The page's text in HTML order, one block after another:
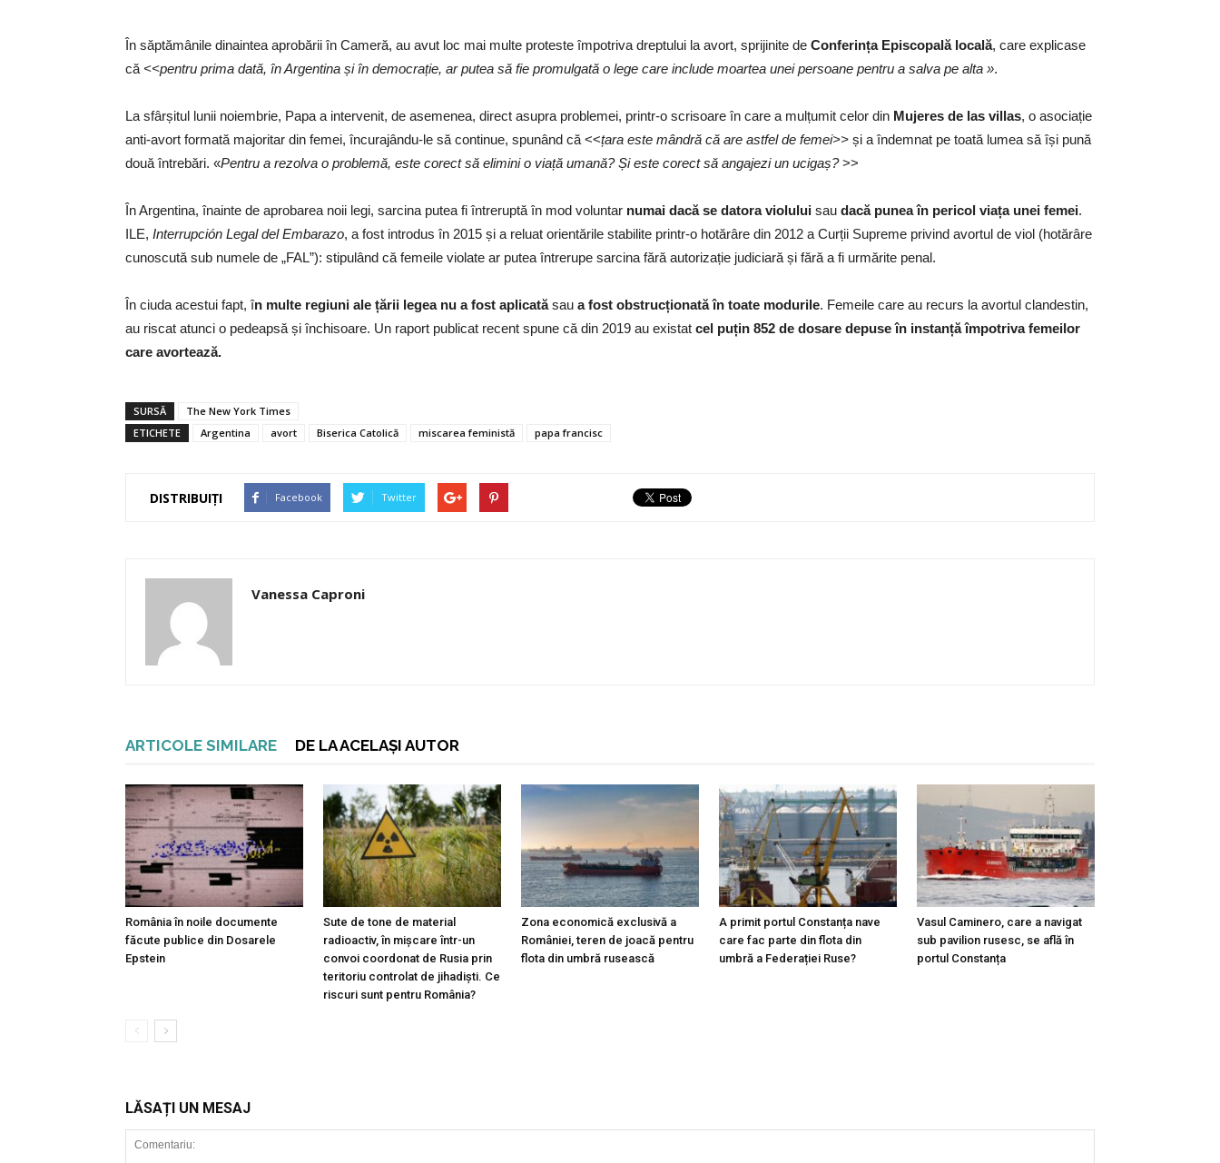
În săptămânile dinaintea aprobării în Cameră, au avut loc mai multe proteste împotriva dreptului la avort, sprijinite de Conferința Episcopală locală, care explicase
că <<pentru prima dată, în Argentina și în democrație, ar putea să fie promulgată o lege care include moartea unei persoane pentru a salva pe alta ».
La sfârșitul lunii noiembrie, Papa a intervenit, de asemenea, direct asupra problemei, printr-o scrisoare în care a mulțumit celor din Mujeres de las villas, o asociație
anti-avort formată majoritar din femei, încurajându-le să continue, spunând că <<țara este mândră că are astfel de femei>> și a îndemnat pe toată lumea să își pună
două întrebări. «Pentru a rezolva o problemă, este corect să elimini o viață umană? Și este corect să angajezi un ucigaș?>>
În Argentina, înainte de aprobarea noii legi, sarcina putea fi întreruptă în mod voluntar numai dacă se datora violului sau dacă punea în pericol viața unei femei.
ILE, Interrupción Legal del Embarazo, a fost introdus în 2015 și a reluat orientările stabilite printr-o hotărâre din 2012 a Curții Supreme privind avortul de viol (hotărâre
cunoscută sub numele de „FAL”): stipulând că femeile violate ar putea întrerupe sarcina fără autorizație judiciară și fără a fi urmărite penal.
În ciuda acestui fapt, în multe regiuni ale țării legea nu a fost aplicatăsau a fost obstrucționată în toate modurile. Femeile care au recurs la avortul clandestin,
au riscat atunci o pedeapsă și închisoare. Un raport publicat recent spune că din 2019 au existat cel puțin 852 de dosare depuse în instanță împotriva femeilor
care avortează.
SURSĂ
The New York Times
ETICHETE
Argentina avort Biserica Catolică miscarea feministă papa francisc
DISTRIBUIȚI Facebook Twitter
Vanessa Caproni
ARTICOLE SIMILARE DE LA ACELAȘI AUTOR
România în noile documente
făcute publice din Dosarele
Epstein
Sute de tone de material
radioactiv, în mișcare într-un
convoi coordonat de Rusia prin
teritoriu controlat de jihadiști. Ce
riscuri sunt pentru România?
Zona economică exclusivă a
României, teren de joacă pentru
flota din umbră rusească
A primit portul Constanța nave
care fac parte din flota din
umbră a Federației Ruse?
Vasul Caminero, care a navigat
sub pavilion rusesc, se află în
portul Constanța
LĂSAȚI UN MESAJ